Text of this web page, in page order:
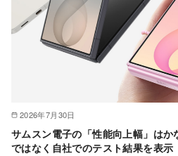
2026年7月30日
サムスン電子の「性能向上幅」は
ではなく自社でのテスト結果を表示